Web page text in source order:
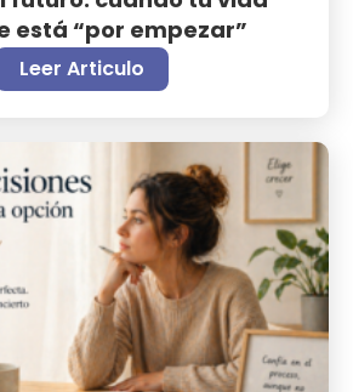
está “por empezar”
Leer Articulo